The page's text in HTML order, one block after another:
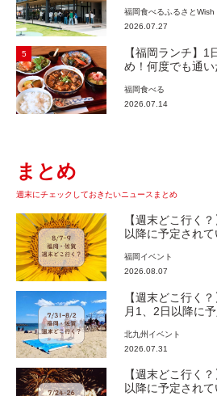
『bound garden
歩き】
福岡食べるふるさとWish
2026.07.27
5
【福岡ランチ】
め！何度でも通い
【まち歩き】
福岡食べる
2026.07.14
まとめ
週末にチェックしておきたいニュースまとめ
【週末どこ行く
以降に予定され
福岡 イベント
2026.08.07
【週末どこ行く
月1、2日以降に
北九州 イベント
2026.07.31
【週末どこ行く
以降に予定され